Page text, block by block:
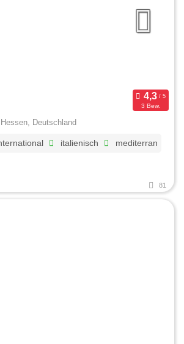
3 Bew.
Deutschland
italienisch mediterran
81